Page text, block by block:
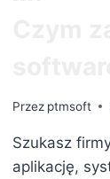
Przez ptmsoft
Szukasz
aplikację,